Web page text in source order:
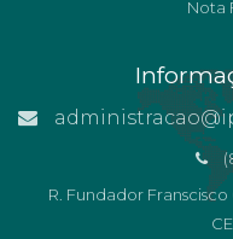
Nota
R. Fundador